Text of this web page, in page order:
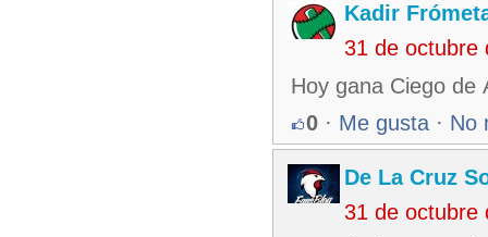
Kadir
31 de octubre
Hoy gana Ciego de
0 · Me gusta · No
De La Cruz
31 de octubre